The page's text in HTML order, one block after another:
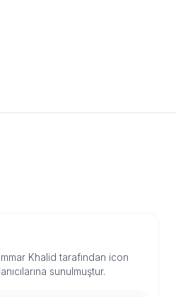
Khalid tarafından icon
sunulmuştur.